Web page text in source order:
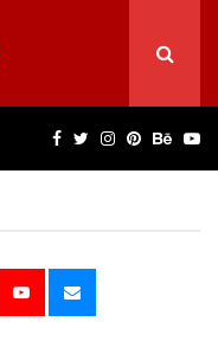
Facebook
Twitter
Instagram
Pinterest